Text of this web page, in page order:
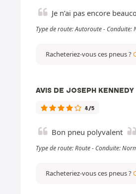
Je n’ai pas encore
Type de route: Autoroute - Conduite:
Racheteriez-vous ces pneus ?
AVIS DE JOSEPH KENNEDY
4/5
Bon pneu polyvalent
Type de route: Route - Conduite:
Racheteriez-vous ces pneus ?